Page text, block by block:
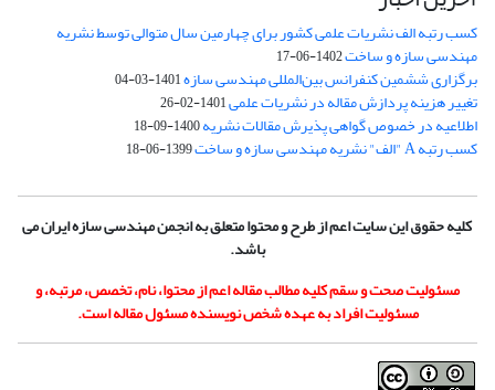
کسب رتبه الف نشریات علمی کشور برای چهارمین سال متوالی توسط نشریه
مهندسی سازه و ساخت1402-06-17
برگزاری ششمین کنفرانس بین‌المللی مهندسی سازه1401-03-04
تغییر هزینه پردازش مقاله در نشریات علمی1401-02-26
اطلاعیه در خصوص گواهی پذیرش مقالات نشریه1400-09-18
کسب رتبه A "الف" نشریه مهندسی سازه و ساخت 1399-06-18
کلیه حقوق این سایت اعم از طرح و محتوا متعلق به انجمن مهندسی سازه ایران می
باشد.
مسئولیت صحت و سقم کلیه مطالب مقاله اعم از محتوا، نام، تخصص، مرتبه، و
مسئولیت افراد به عهده شخص نویسنده مسئول مقاله است.